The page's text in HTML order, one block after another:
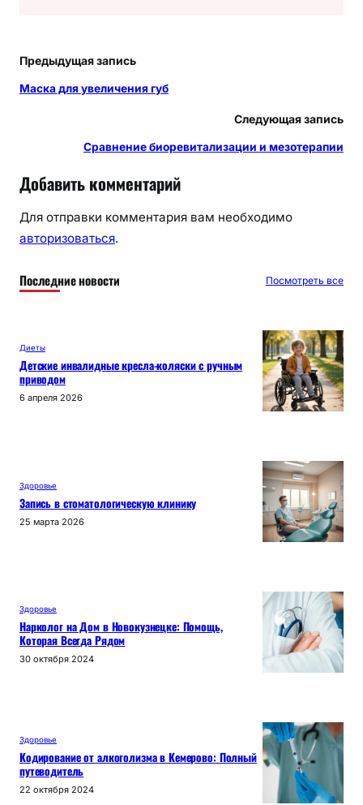
Предыдущая запись
Маска для увеличения губ
Следующая запись
Сравнение биоревитализации и мезотерапии
Добавить комментарий
Для отправки комментария вам необходимо
авторизоваться.
Последние новости Посмотреть все
Диеты
Детские инвалидные кресла-коляски с ручным
приводом
6 апреля 2026
Здоровье
Запись в стоматологическую клинику
25 марта 2026
Здоровье
Нарколог на Дом в Новокузнецке: Помощь,
Которая Всегда Рядом
30 октября 2024
Здоровье
Кодирование от алкоголизма в Кемерово: Полный
путеводитель
22 октября 2024